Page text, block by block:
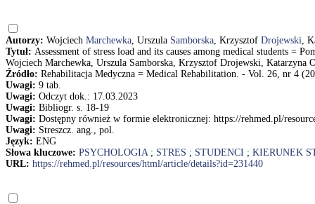
Autorzy: Wojciech Marchewka, Urszula Samborska, Krzysztof Drojewski,
Tytuł: Assessment of stress load and its causes among medical students =
Wojciech Marchewka, Urszula Samborska, Krzysztof Drojewski, Katarzyna
Źródło: Rehabilitacja Medyczna = Medical Rehabilitation. - Vol. 26, nr 4
Uwagi: 9 tab.
Uwagi: Odczyt dok.: 17.03.2023
Uwagi: Bibliogr. s. 18-19
Uwagi: Dostępny również w formie elektronicznej: https://rehmed.pl/
Uwagi: Streszcz. ang., pol.
Język: ENG
Słowa kluczowe: PSYCHOLOGIA; STRES ; STUDENCI ; KIERUNEK
URL: https://rehmed.pl/resources/html/article/details?id=231440